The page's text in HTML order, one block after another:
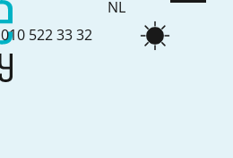
010 522 33 32
NL